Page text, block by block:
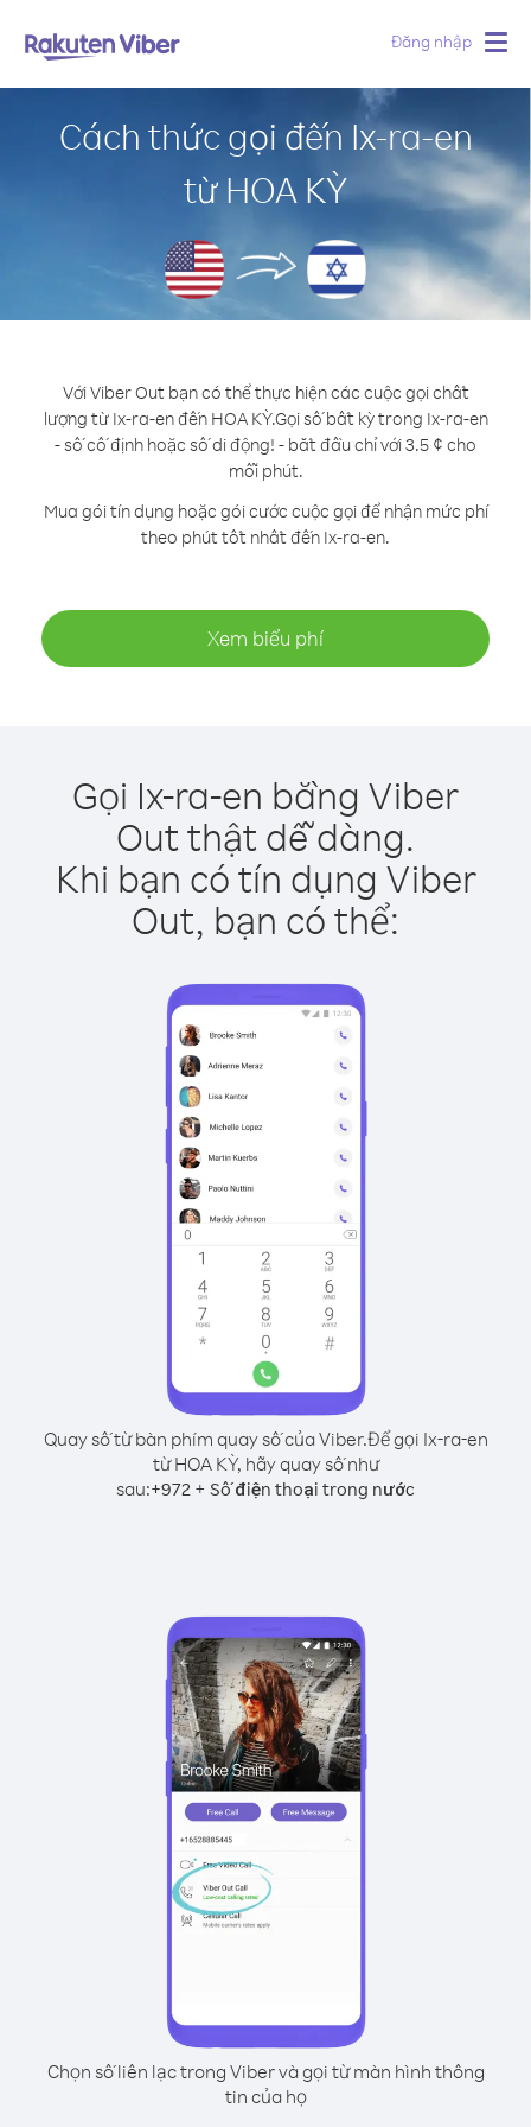
Đăng nhập
Cách thức gọi đến Ix-ra-en
từ HOA KỲ
Với Viber Out bạn có thể thực hiện các cuộc gọi chất
lượng từ Ix-ra-en đến HOA KỲ.Gọi số bất kỳ trong Ix-ra-en
- số cố định hoặc số di động! - bắt đầu chỉ với 3.5 ¢ cho
mỗi phút.
Mua gói tín dụng hoặc gói cước cuộc gọi để nhận mức phí
theo phút tốt nhất đến Ix-ra-en.
Xem biểu phí
Gọi Ix-ra-en bằng Viber
Out thật dễ dàng.
Khi bạn có tín dụng Viber
Out, bạn có thể:
Quay số từ bàn phím quay số của Viber.Để gọi Ix-ra-en
từ HOA KỲ, hãy quay số như
sau:+972 + Số điện thoại trong nước
Chọn số liên lạc trong Viber và gọi từ màn hình thông
tin của họ